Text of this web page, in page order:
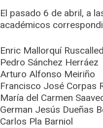
El pasado 6 de abril, a
académicos
Enric Mallorquí
Pedro Sánchez Herráez
Arturo Alfonso Meiriño
Francisco José Corpas
María del Carmen
German Jesús Dueñas
Carlos Pla Barniol